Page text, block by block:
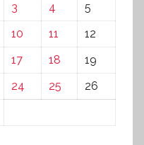
3 4
5
10 11
12
17 18
19
24 25
26